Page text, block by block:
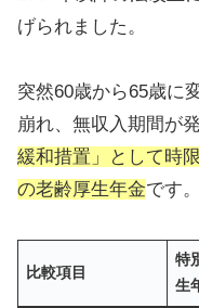
げられました。
突然60歳から65歳に
崩れ、無収入期間が
緩和措置」として時
の老齢厚生年金です。
比較項目
特
生